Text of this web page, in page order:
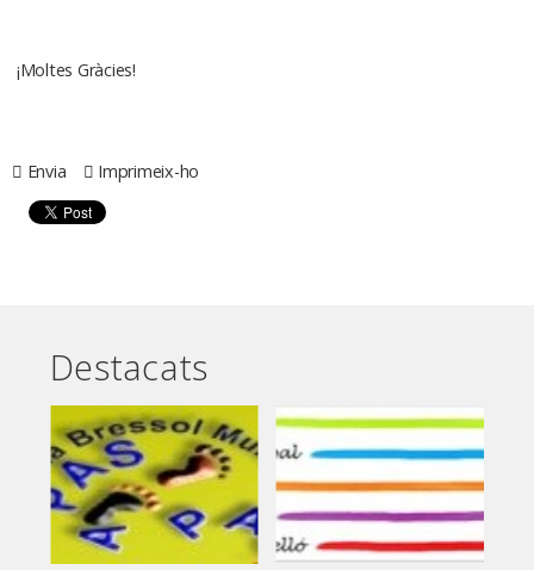
¡Moltes Gràcies!
Envia Imprimeix-ho
Destacats